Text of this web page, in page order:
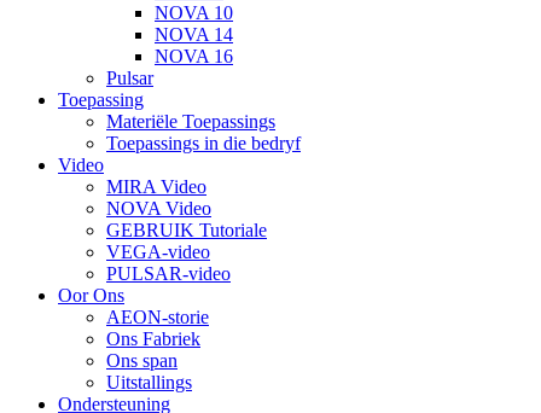
NOVA 10
NOVA 14
NOVA 16
Pulsar
Toepassing
Materiële Toepassings
Toepassings in die bedryf
Video
MIRA Video
NOVA Video
GEBRUIK Tutoriale
VEGA-video
PULSAR-video
Oor Ons
AEON-storie
Ons Fabriek
Ons span
Uitstallings
Ondersteuning